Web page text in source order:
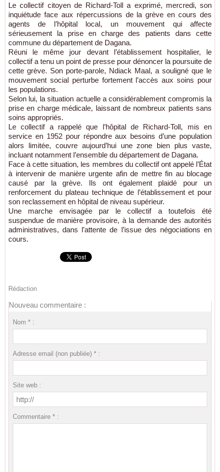
Le collectif citoyen de Richard-Toll a exprimé, mercredi, son
inquiétude face aux répercussions de la grève en cours des
agents de l’hôpital local, un mouvement qui affecte
sérieusement la prise en charge des patients dans cette
commune du département de Dagana.
Réuni le même jour devant l’établissement hospitalier, le
collectif a tenu un point de presse pour dénoncer la poursuite de
cette grève. Son porte-parole, Ndiack Maal, a souligné que le
mouvement social perturbe fortement l’accès aux soins pour
les populations.
Selon lui, la situation actuelle a considérablement compromis la
prise en charge médicale, laissant de nombreux patients sans
soins appropriés.
Le collectif a rappelé que l’hôpital de Richard-Toll, mis en
service en 1952 pour répondre aux besoins d’une population
alors limitée, couvre aujourd’hui une zone bien plus vaste,
incluant notamment l’ensemble du département de Dagana.
Face à cette situation, les membres du collectif ont appelé l’État
à intervenir de manière urgente afin de mettre fin au blocage
causé par la grève. Ils ont également plaidé pour un
renforcement du plateau technique de l’établissement et pour
son reclassement en hôpital de niveau supérieur.
Une marche envisagée par le collectif a toutefois été
suspendue de manière provisoire, à la demande des autorités
administratives, dans l’attente de l’issue des négociations en
cours.
Rédaction
Nouveau commentaire :
Nom * :
Adresse email (non publiée) * :
Site web :
Commentaire * :